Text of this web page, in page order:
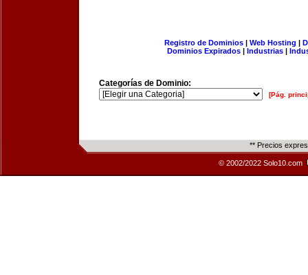
Registro de Dominios| Web Hosting |
Dominios Expirados | Industrias |
Categorías de Dominio:
[Pág.
** Precios
© 2002/2022 Solo10.com